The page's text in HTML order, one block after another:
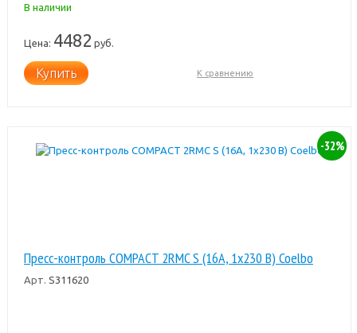
В наличии
Цена: 4482 руб.
Купить К сравнению
-32%
Пресс-контроль COMPACT 2RMC S (16A, 1x230 В) Coelbo
Арт. S311620